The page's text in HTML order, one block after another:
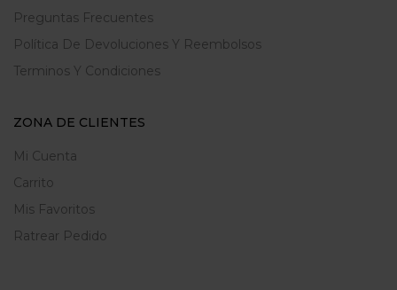
Preguntas Frecuentes
Política De Devoluciones Y Reembolsos
Terminos Y Condiciones
ZONA DE CLIENTES
Mi Cuenta
Carrito
Mis Favoritos
Ratrear Pedido